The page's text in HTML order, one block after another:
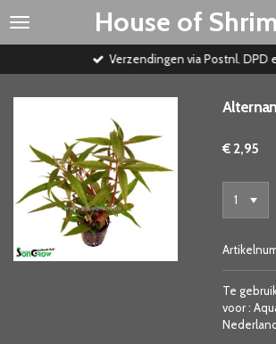
Ga
House of
Verzendingen via Postnl. DPD
€ 2,95
Te
voor: